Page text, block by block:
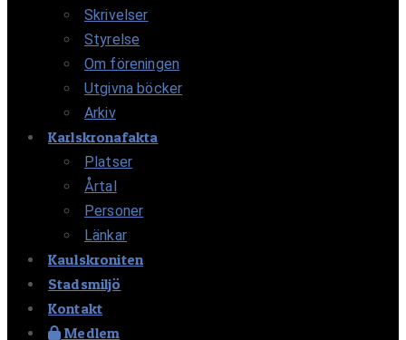
Skrivelser
Styrelse
Om föreningen
Utgivna böcker
Arkiv
Karlskronafakta
Platser
Årtal
Personer
Länkar
Kaulskroniten
Stadsmiljö
Kontakt
Medlem